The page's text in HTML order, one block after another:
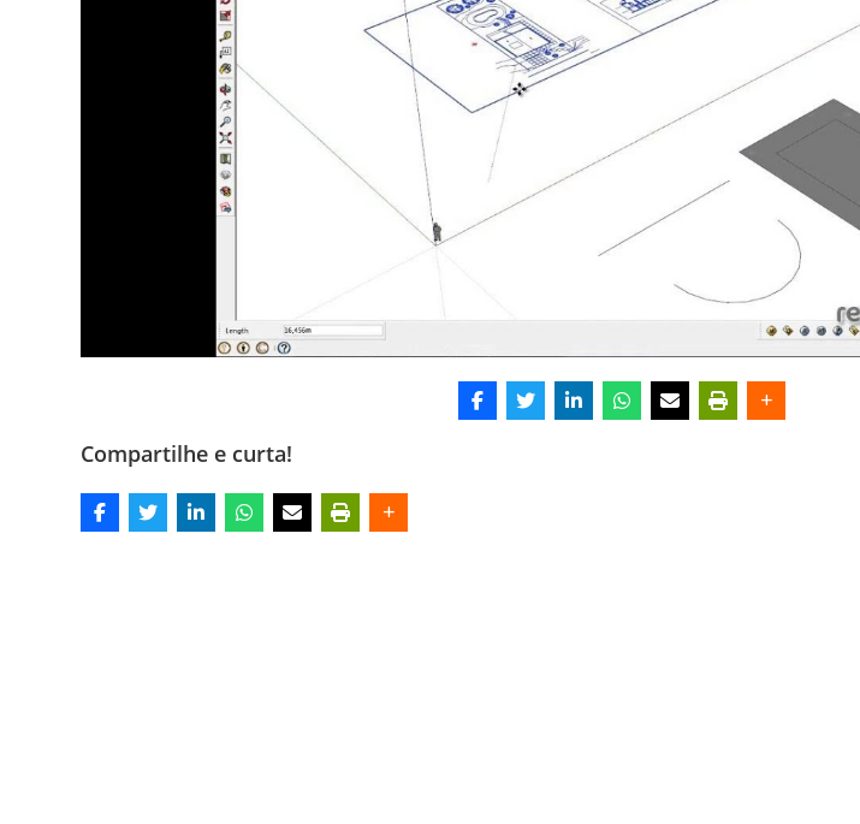
Compartilhe e curta!